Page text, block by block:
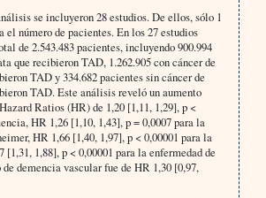
se incluyeron 28 estudios. De ellos, sólo 1
el número de pacientes. En los 27 estudios
de 2.543.483 pacientes, incluyendo 900.994
que recibieron TAD, 1.262.905 con cáncer de
TAD y 334.682 pacientes sin cáncer de
TAD. Este análisis reveló un aumento
Ratios (HR) de 1,20 [1,11, 1,29], p <
HR 1,26 [1,10, 1,43], p = 0,0007 para la
HR 1,66 [1,40, 1,97], p < 0,00001 para la
[1,31, 1,88], p < 0,00001 para la enfermedad de
demencia vascular fue de HR 1,30 [0,97,